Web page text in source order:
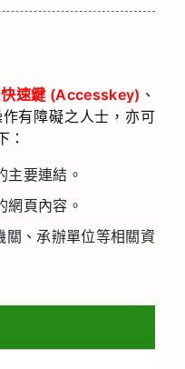
速鍵 (Accesskey) 、
有障礙之人士，亦可
：
主要連結。
網頁內容。
關、承辦單位等相關資